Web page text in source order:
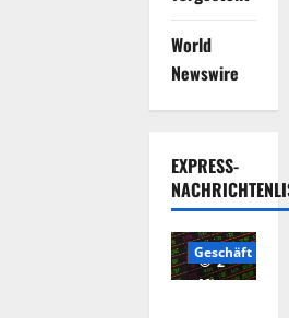
World
Newswire
EXPRESS-
2
Minuten
Geschäft